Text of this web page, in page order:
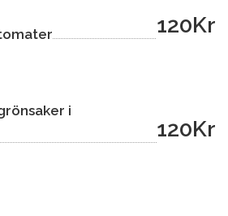
120Kr
i
120Kr